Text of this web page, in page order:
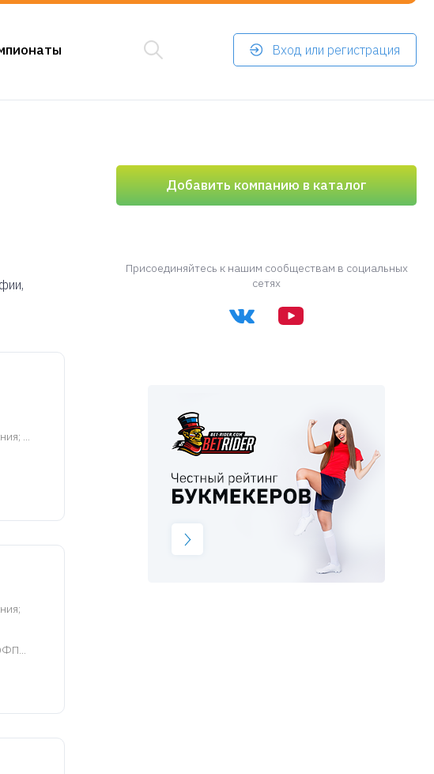
Вход или регистрация
; ...
;
Добавить компанию в каталог
Присоединяйтесь к нашим сообществам в социальных
сетях